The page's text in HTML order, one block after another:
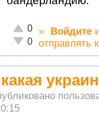
Отлично!
0
Неадекватно!
0
» Войдите
отправлять